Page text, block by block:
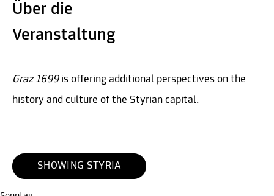
Über die
Veranstaltung
Graz 1699is offering additional perspectives on the
history and culture of the Styrian capital.
SHOWING STYRIA